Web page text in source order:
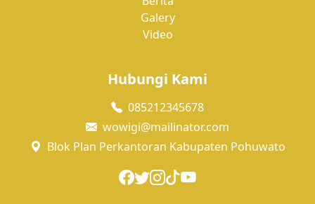
Galery
Video
Hubungi Kami
085212345678
wowigi@mailinator.com
Blok Plan Perkantoran Kabupaten Pohuwato